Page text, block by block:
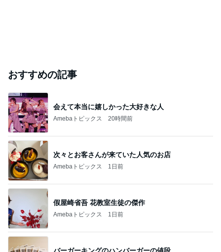
おすすめの記事
会えて本当に嬉しかった大好きな人
Amebaトピックス 20時間前
次々とお客さんが来ていた人気のお店
Amebaトピックス 1日前
假屋崎省吾 花教室生徒の傑作
Amebaトピックス 1日前
バーガーキングのハンバーガーの値段